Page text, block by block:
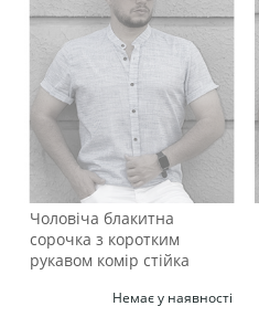
Чоловіча блакитна
сорочка з коротким
рукавом комір стійка
Немає у наявності